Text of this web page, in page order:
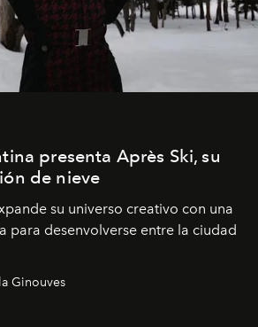
presenta Après Ski, su
de nieve
su universo creativo con una
para desenvolverse entre la ciudad
Ginouves